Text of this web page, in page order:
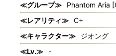
≪グループ≫
Phantom Aria
≪レアリティ≫ C+
≪キャラクター≫
ジオング
≪Lv.≫
-